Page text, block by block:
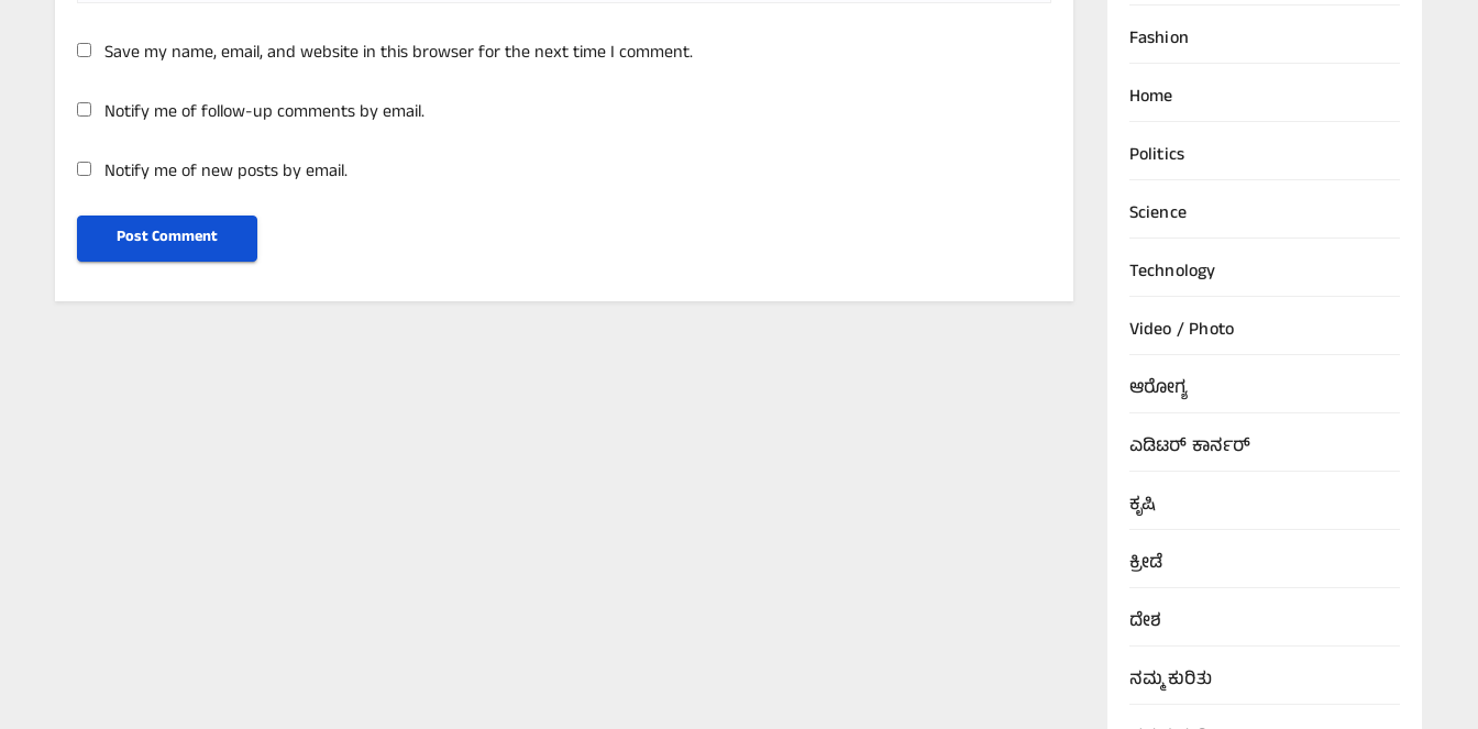
Save my name, email, and website in this browser for the next time I comment.
Notify me of follow-up comments by email.
Notify me of new posts by email.
Fashion
Home
Politics
Science
Technology
Video / Photo
ಆರೋಗ್ಯ
ಎಡಿಟರ್‌ ಕಾರ್ನರ್
ಕೃಷಿ
ಕ್ರೀಡೆ
ದೇಶ
ನಮ್ಮ ಕುರಿತು